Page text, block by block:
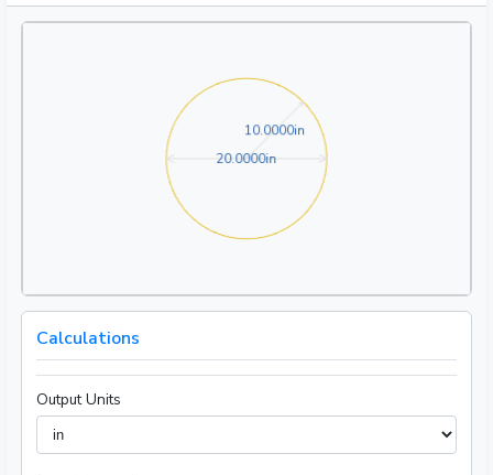
10.0000in10.0000in
20.0000in20.0000in
Calculations
Output Units